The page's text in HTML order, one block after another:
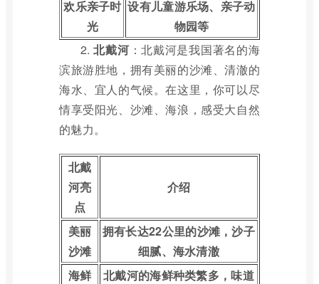
欢乐亲子时
光
设有儿童游乐场、亲子动
物园等
2.北戴河：北戴河是我国著名的海
滨旅游胜地，拥有美丽的沙滩、清澈的
海水、宜人的气候。在这里，你可以尽
情享受阳光、沙滩、海浪，感受大自然
的魅力。
北戴
河亮
点
介绍
美丽
沙滩
拥有长达22公里的沙滩，沙子
细腻、海水清澈
海鲜
北戴河的海鲜种类繁多，味道